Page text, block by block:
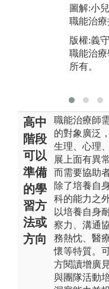
圖解:小
職能治療
版權:義
職能治療
所有。
高中
階段
可以
準備
的學
習方
法或
方向
職能治療師
的對象廣泛
生理、心理
展上面有異
而需要協助
除了培養自
科的能力之
以培養自身
察力、溝通
務熱忱、醫
懷等特質。
方閱讀增廣
與團隊活動